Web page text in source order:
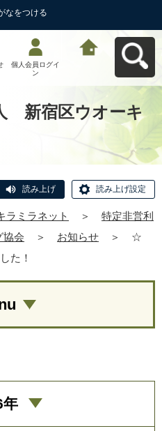
なをつける
個人会員ログイ
ン
新宿区ウオーキ
読み上げ 読み上げ設定
ラミラネット ＞
特定非営利
会
＞ お知らせ ＞
☆
た！
年